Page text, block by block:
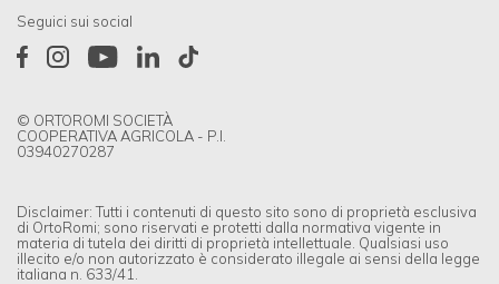
Seguici sui social
© ORTOROMI SOCIETÀ
COOPERATIVA AGRICOLA - P.I.
03940270287
Disclaimer: Tutti i contenuti di questo sito sono di proprietà esclusiva
di OrtoRomi; sono riservati e protetti dalla normativa vigente in
materia di tutela dei diritti di proprietà intellettuale. Qualsiasi uso
illecito e/o non autorizzato è considerato illegale ai sensi della legge
italiana n. 633/41.